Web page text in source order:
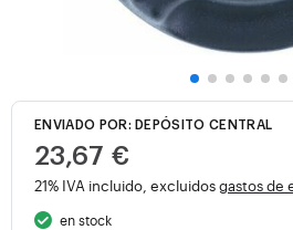
ENVIADO POR: DEPÓSITO CENTRAL
23,67 €
21% IVA incluido, excluidosgastos de
en stock